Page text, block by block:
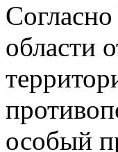
области
особый